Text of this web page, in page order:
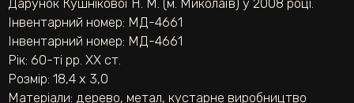
Дарунок Кушнікової Н. М. (м. Миколаїв) у 2008 році.
Інвентарний номер: МД-4661
Інвентарний номер: МД-4661
Рік: 60-ті рр. XX ст.
Розмір: 18,4 х 3,0
Матеріали: дерево, метал, кустарне виробництво